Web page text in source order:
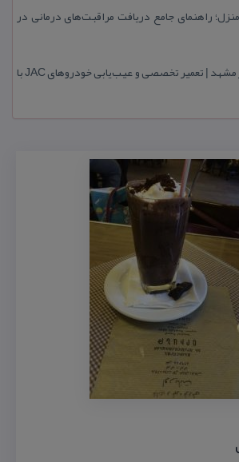
راهنمای جامع دریافت مراقبت‌های درمانی در
امداد خودرو جك در مشهد | تعمیر تخصصی و عیب‌یابی خودروهای JAC با